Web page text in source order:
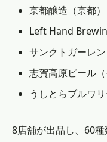
京都醸造（京都）
Left Hand
サンクトガーレン
志賀高原ビール（
うしとらブルワリ
8店舗が出品し、60